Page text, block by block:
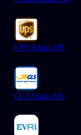
UPS Spåra API
GLS Spåra API